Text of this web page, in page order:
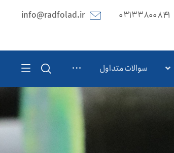
info@radfolad.ir ۰۳۱۳۳۸۰۰۸۴۱
سوالات متداول